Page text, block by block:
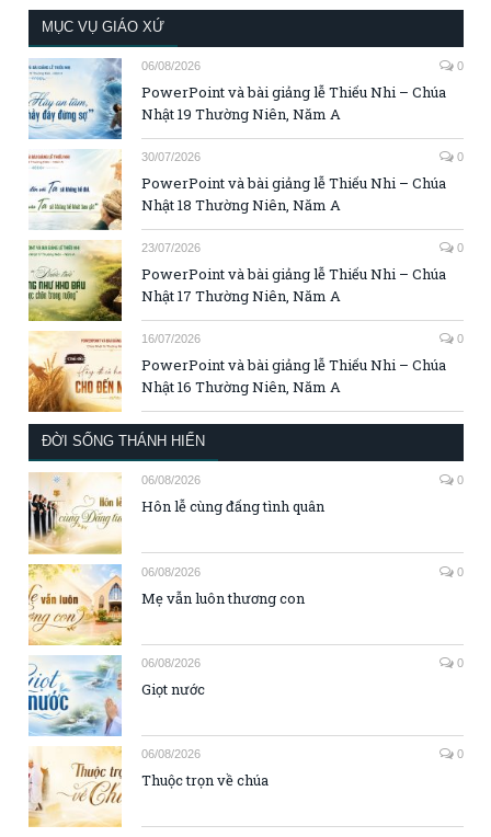
MỤC VỤ GIÁO XỨ
06/08/2026 0
PowerPoint và bài giảng lễ Thiếu Nhi – Chúa
Nhật 19 Thường Niên, Năm A
30/07/2026 0
PowerPoint và bài giảng lễ Thiếu Nhi – Chúa
Nhật 18 Thường Niên, Năm A
23/07/2026 0
PowerPoint và bài giảng lễ Thiếu Nhi – Chúa
Nhật 17 Thường Niên, Năm A
16/07/2026 0
PowerPoint và bài giảng lễ Thiếu Nhi – Chúa
Nhật 16 Thường Niên, Năm A
ĐỜI SỐNG THÁNH HIẾN
06/08/2026 0
Hôn lễ cùng đấng tình quân
06/08/2026 0
Mẹ vẫn luôn thương con
06/08/2026 0
Giọt nước
06/08/2026 0
Thuộc trọn về chúa